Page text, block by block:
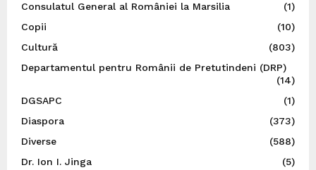
Consulatul General al României la Marsilia
(1)
Copii
(10)
Cultură
(803)
Departamentul pentru Românii de Pretutindeni (DRP)
(14)
DGSAPC
(1)
Diaspora
(373)
Diverse
(588)
Dr. Ion I. Jinga
(5)